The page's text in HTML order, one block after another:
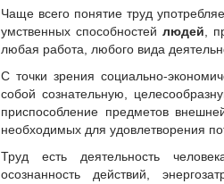
Чаще всего понятие труд
умственных способностей людей ,
любая работа, любого вида
С точки зрения социально-
собой сознательную,
приспособление предметов
необходимых для удовлетворения
Труд есть деятельность
осознанность действий,